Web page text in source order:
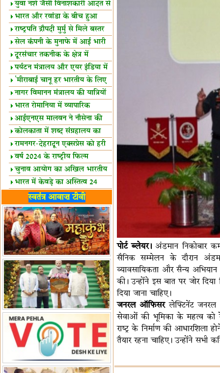
रिश्ता गहरा'
युवा नशे जैसी विनाशकारी आदत से
दूर रहें-मोदी
भारत और रवांडा के बीच हुआ
व्यापार विस्तार
राष्ट्रपति द्रौपदी मुर्मु से मिले बस्तर
के प्रतिनिधि
सेल कंपनी के मुनाफे में आई भारी
उछाल!
दूरसंचार तकनीक के क्षेत्र में
उत्कृष्टता पुरस्कार
पर्यटन मंत्रालय और एयर इंडिया में
समझौता
'मीराबाई चानू हर भारतीय के लिए
प्रेरणा'
नागर विमानन मंत्रालय की यात्रियों
को सलाह
भारत रोमानिया में व्यापारिक
साझेदारियां
आईएनएस मालवन ने नौसेना की
ताकत बढ़ाई
कोलकाता में शब्द संग्रहालय का
उद्घाटन
रामनगर-देहरादून एक्सप्रेस को हरी
झंडीवर्ष 2024 के राष्ट्रीय फिल्म
पुरस्कारों की घोषणा
चुनाव आयोग का अखिल भारतीय
मीडिया सम्मेलन
भारत में केवड़े का अस्तित्‍व 24
लाख वर्ष!
लखनऊ में 'एक राष्ट्र एक चुनाव'
पर बैठक
विधानमंडल लोकतंत्र की पाठशाला
हैं-बिरला
'द वॉयस ऑफ जस्टिस: जस्टिस
गवई स्पीक्स'
राष्ट्रीय युद्ध स्मारक से 'शौर्य विजय
यात्रा' शुरू
भारत जापान में रक्षा संबंधों का
विस्तार
'एनसीसी को मजबूत करना राष्ट्रीय
जिम्मेदारी'
भारत-ऑस्ट्रेलिया ने खेल संबंधों का
जश्न मनाया
'भारत को फुटबॉल में भी वैश्विक
पहचान दिलाएं'
अल्पसंख्यक मंत्री ने की हज
नीति-2027 की घोषणा
राखीगढ़ी में मिले मानव कंकाल
अवशेष
राष्ट्रपति ने कूनो उद्यान में चीता
प्रबंधन देखा
एमआईएफएफ में फ़िल्म गुदगुदी का
प्रीमियर
स्वतंत्र आवाज़ टीवी
पोर्ट ब्लेयर।अंडमान निकोबार
सैनिक सम्मेलन के दौरान
व्यावसायिकता और सैन्य
की। उन्होंने इस बात पर जोर
दिया जाना चाहिए।
जनरल ऑफिसरलेफ्टिनेंट जनरल
सेवाओं की भूमिका के महत्व को
राष्ट्र के निर्माण की
तैयार रहना चाहिए। उन्होंने सभी